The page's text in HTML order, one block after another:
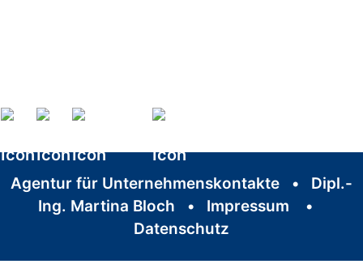
Agentur für Unternehmenskontakte •
Dipl.-
Ing. Martina Bloch
• Impressum
•
Datenschutz